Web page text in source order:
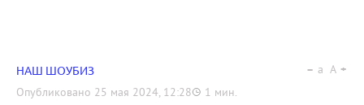
НАШ ШОУБИЗ
Опубликовано 25 мая 2024, 12:28 1 мин.
a A